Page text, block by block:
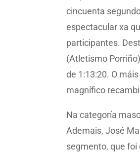
cincuenta
espectacular xa
participantes.
(Atletismo
de 1:13:20. O
magnífico
Na categoría
Ademais, José
segmento, que foi